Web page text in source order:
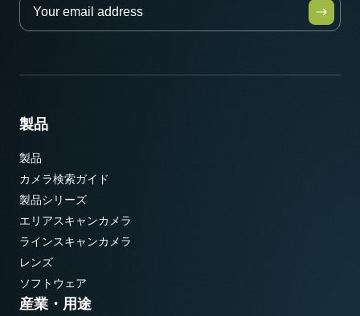
製品
製品
カメラ検索ガイド
製品シリーズ
エリアスキャンカメラ
ラインスキャンカメラ
レンズ
ソフトウェア
産業・用途